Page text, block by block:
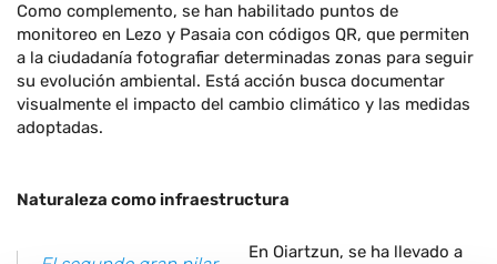
Como complemento, se han habilitado puntos de
monitoreo en Lezo y Pasaia con códigos QR, que permiten
a la ciudadanía fotografiar determinadas zonas para seguir
su evolución ambiental. Está acción busca documentar
visualmente el impacto del cambio climático y las medidas
adoptadas.
Naturaleza como infraestructura
En Oiartzun, se ha llevado a